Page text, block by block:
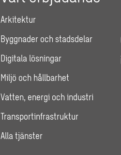
Arkitektur
Byggnader och stadsdelar
Digitala lösningar
Miljö och hållbarhet
Vatten, energi och industri
Transportinfrastruktur
Alla tjänster